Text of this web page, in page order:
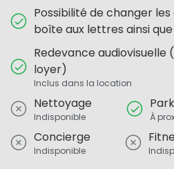
Possibilité de changer
boîte aux lettres ainsi
Redevance audiovisuelle
loyer)
Inclus dans la location
Nettoyage
Indisponible À
Concierge
Indisponible